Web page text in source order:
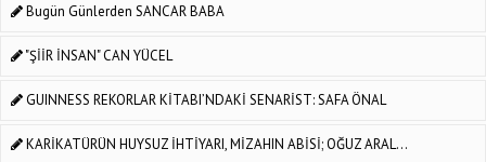
Bugün Günlerden SANCAR BABA
"ŞİİR İNSAN" CAN YÜCEL
GUINNESS REKORLAR KİTABI’NDAKİ SENARİST: SAFA ÖNAL
KARİKATÜRÜN HUYSUZ İHTİYARI, MİZAHIN ABİSİ; OĞUZ ARAL...